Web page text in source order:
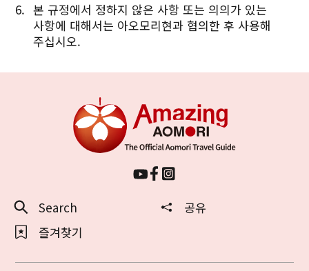
본 규정에서 정하지 않은 사항 또는 의의가 있는
사항에 대해서는 아오모리현과 협의한 후 사용해
주십시오.
Search
공유
즐겨찾기